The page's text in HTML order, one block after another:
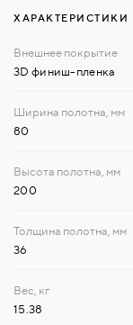
ХАРАКТЕРИСТИКИ
3D финиш-пленка
80
200
36
15.38